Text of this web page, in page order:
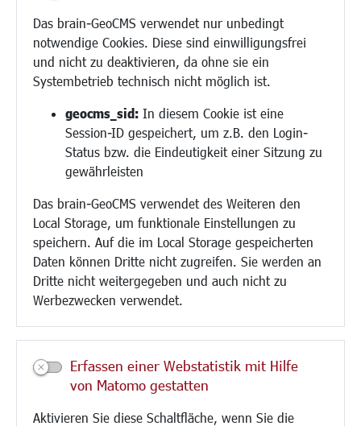
Das brain-GeoCMS verwendet nur unbedingt
notwendige Cookies. Diese sind einwilligungsfrei
und nicht zu deaktivieren, da ohne sie ein
Systembetrieb technisch nicht möglich ist.
geocms_sid: In diesem Cookie ist eine
Session-ID gespeichert, um z.B. den Login-
Status bzw. die Eindeutigkeit einer Sitzung zu
gewährleisten
Das brain-GeoCMS verwendet des Weiteren den
Local Storage, um funktionale Einstellungen zu
speichern. Auf die im Local Storage gespeicherten
Daten können Dritte nicht zugreifen. Sie werden an
Dritte nicht weitergegeben und auch nicht zu
Werbezwecken verwendet.
Erfassen einer Webstatistik mit Hilfe
von Matomo gestatten
Aktivieren Sie diese Schaltfläche, wenn Sie die
Demokratie leben
Ukrainehilfe
Hilfe für Geflüchtete
Religion
Bauen/Umwelt/Mobilität
Bebauungsplanung
Verkehr/Mobilität
Glasfaserausbau
Aktuelle Baustellen
Paddelteich
CINDY S
Kultur/Freizeit/Tourismus
Veranstaltungen
Neue Stadthalle Langen
Bäder